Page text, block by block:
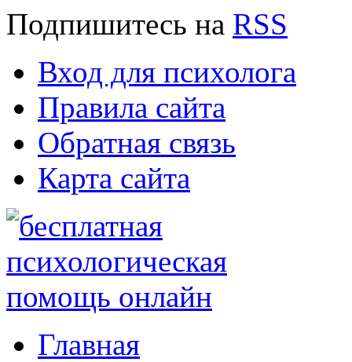
Подпишитесь на RSS
Вход для психолога
Правила сайта
Обратная связь
Карта сайта
Главная